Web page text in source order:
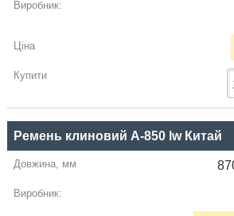
Ремень клиновий A-850 lw Китай